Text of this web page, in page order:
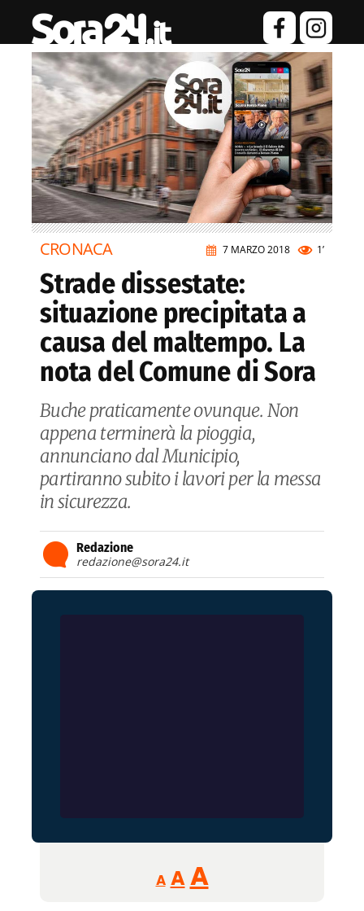
7 MARZO 2018 1’
CRONACA
Strade dissestate:
situazione precipitata a
causa del maltempo. La
nota del Comune di Sora
Buche praticamente ovunque. Non
appena terminerà la pioggia,
annunciano dal Municipio,
partiranno subito i lavori per la messa
in sicurezza.
Redazione
redazione@sora24.it
A
Reducir
tamaño
A Restablecer
AAumentar